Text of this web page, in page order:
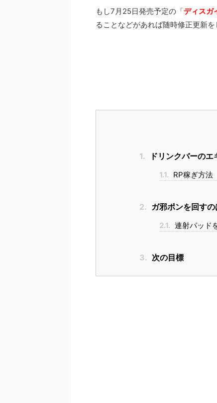
もし7月25日発売予定の「ディス
ることなどがあれば随時修正更新を
1. ドリンクバーの
1.1. RP稼ぎ方法
2. ガ邪ポンを回すの
2.1. 連射パッド
3. 次の目標